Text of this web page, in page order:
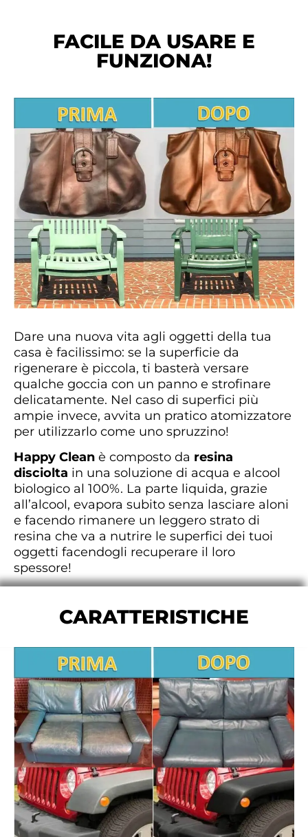
FACILE DA USARE E
FUNZIONA!
Dare una nuova vita agli oggetti della tua
casa è facilissimo: se la superficie da
rigenerare è piccola, ti basterà versare
qualche goccia con un panno e strofinare
delicatamente. Nel caso di superfici più
ampie invece, avvita un pratico atomizzatore
per utilizzarlo come uno spruzzino!
Happy Clean è composto da resina
disciolta in una soluzione di acqua e alcool
biologico al 100%. La parte liquida, grazie
all’alcool, evapora subito senza lasciare aloni
e facendo rimanere un leggero strato di
resina che va a nutrire le superfici dei tuoi
oggetti facendogli recuperare il loro
spessore!
CARATTERISTICHE